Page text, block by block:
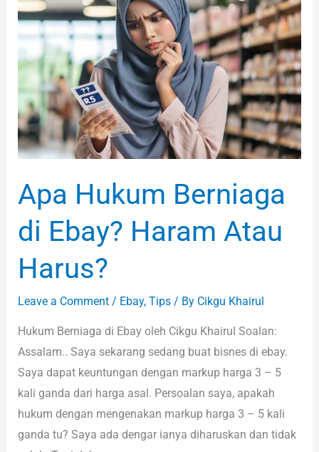
Apa Hukum Berniaga
di Ebay? Haram Atau
Harus?
Leave a Comment / Ebay, Tips/ By Cikgu Khairul
Hukum Berniaga di Ebay oleh Cikgu Khairul Soalan:
Assalam.. Saya sekarang sedang buat bisnes di ebay.
Saya dapat keuntungan dengan markup harga 3 – 5
kali ganda dari harga asal. Persoalan saya, apakah
hukum dengan mengenakan markup harga 3 – 5 kali
ganda tu? Saya ada dengar ianya diharuskan dan tidak
Hukum
Berniaga
di
Ebay?
Haram
Atau
Harus?